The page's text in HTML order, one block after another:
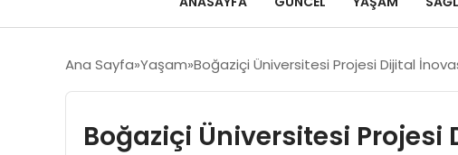
Ana Sayfa Yaşam Boğaziçi Üniversitesi Projesi Dijital
Boğaziçi Üniversitesi